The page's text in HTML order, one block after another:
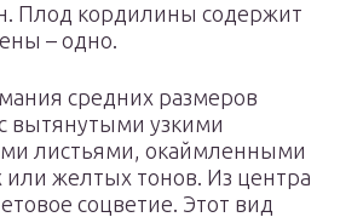
Плод кордилины содержит
– одно.
средних размеров
вытянутыми узкими
листьями, окаймленными
желтых тонов. Из центра
соцветие. Этот вид